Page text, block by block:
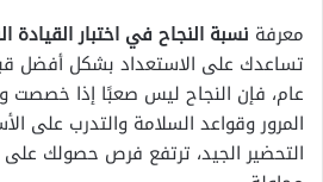
معرفة نسبة النجاح في اختبار القيادة
تساعدك على الاستعداد بشكل أفضل
عام، فإن النجاح ليس صعبًا إذا خصصت
المرور وقواعد السلامة والتدرب على
التحضير الجيد، ترتفع فرص حصولك